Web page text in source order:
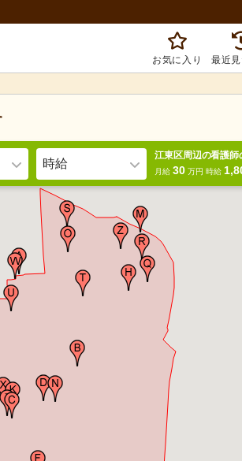
お気に入り 最近見
時給
江東区周辺の看護師
月給 30万円 時給